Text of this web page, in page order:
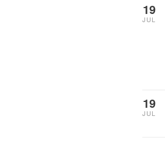
19
JUL
19
JUL